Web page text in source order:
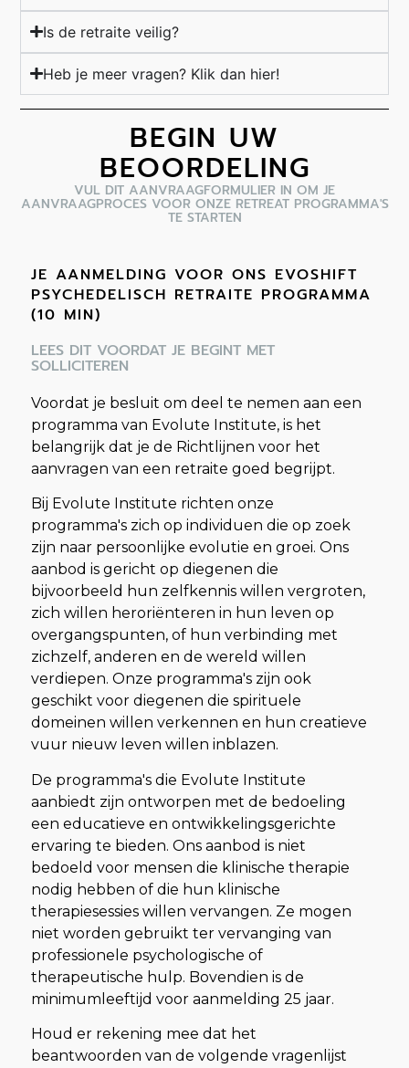
Is de retraite veilig?
Heb je meer vragen? Klik dan hier!
BEGIN UW
BEOORDELING
VUL DIT AANVRAAGFORMULIER IN OM JE
AANVRAAGPROCES VOOR ONZE RETREAT PROGRAMMA'S
TE STARTEN
JE AANMELDING VOOR ONS EVOSHIFT
PSYCHEDELISCH RETRAITE PROGRAMMA
(10 MIN)
LEES DIT VOORDAT JE BEGINT MET
SOLLICITEREN
Voordat je besluit om deel te nemen aan een
programma van Evolute Institute, is het
belangrijk dat je de Richtlijnen voor het
aanvragen van een retraite goed begrijpt.
Bij Evolute Institute richten onze
programma's zich op individuen die op zoek
zijn naar persoonlijke evolutie en groei. Ons
aanbod is gericht op diegenen die
bijvoorbeeld hun zelfkennis willen vergroten,
zich willen heroriënteren in hun leven op
overgangspunten, of hun verbinding met
zichzelf, anderen en de wereld willen
verdiepen. Onze programma's zijn ook
geschikt voor diegenen die spirituele
domeinen willen verkennen en hun creatieve
vuur nieuw leven willen inblazen.
De programma's die Evolute Institute
aanbiedt zijn ontworpen met de bedoeling
een educatieve en ontwikkelingsgerichte
ervaring te bieden. Ons aanbod is niet
bedoeld voor mensen die klinische therapie
nodig hebben of die hun klinische
therapiesessies willen vervangen. Ze mogen
niet worden gebruikt ter vervanging van
professionele psychologische of
therapeutische hulp. Bovendien is de
minimumleeftijd voor aanmelding 25 jaar.
Houd er rekening mee dat het
beantwoorden van de volgende vragenlijst